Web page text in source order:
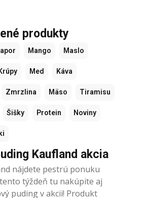
produkty
Mango Maslo
Med Káva
Zmrzlina Mäso Tiramisu
Šišky Protein Noviny
Kaufland akcia
nájdete pestrú ponuku
týždeň tu nakúpite aj
puding v akcii! Produkt